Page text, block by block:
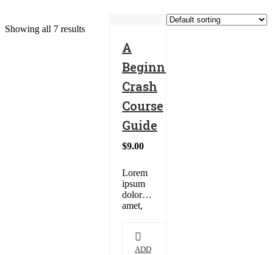
Showing all 7 results
A
Beginner
Crash
Course
Guide
$9.00
Lorem
ipsum
dolor sit
amet,
elit.
Maecenas
ADD